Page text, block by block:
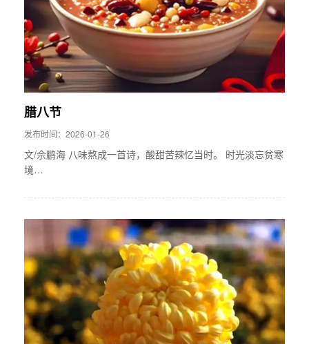
腊八节
发布时间：2026-01-26
文/佘鹏海 八味熬成一首诗，酸甜苦辣忆当时。 时光淡忘贫寒
境…